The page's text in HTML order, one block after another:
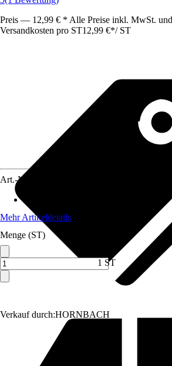
Preis — 12,99 € * Alle Preise inkl. MwSt.
Versandkosten pro ST12,99 €*/ ST
Verkauf durch:HORNBACH
Art.-Nr.
Mehr Artikeldetails
Menge (ST)
1 ST